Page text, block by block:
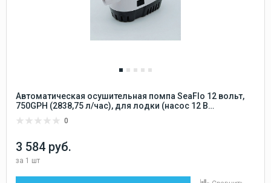
Автоматическая осушительная помпа SeaFlo 12 вольт,
750GPH (2838,75 л/час), для лодки (насос 12 В
водооткачивающая трюмная)
0
3 584 руб.
за 1 шт